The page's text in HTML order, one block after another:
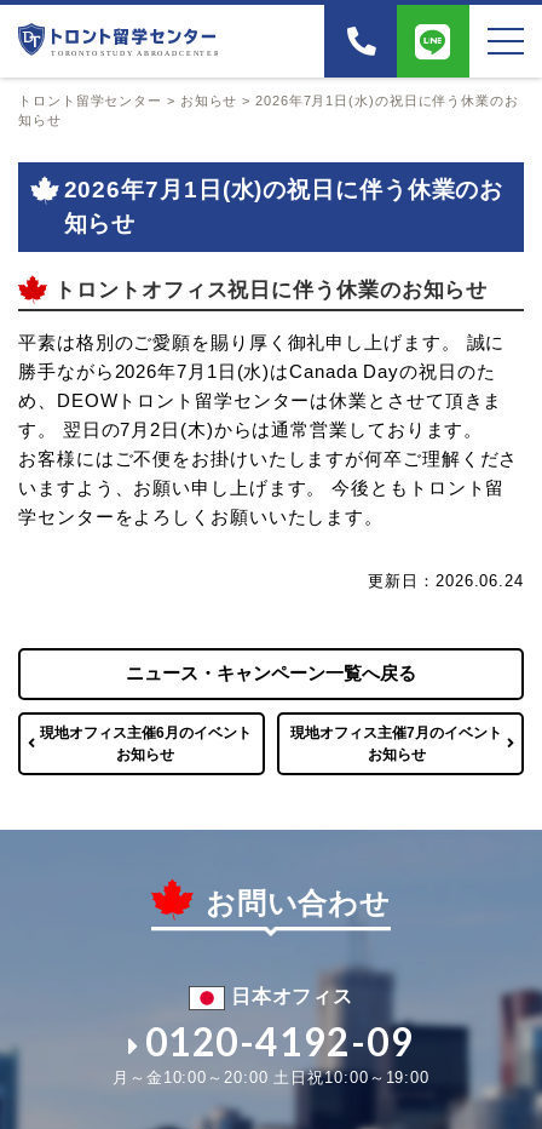
トロント留学センター > お知らせ >2026年7月1日(水)の祝日に伴う休業のお
知らせ
2026年7月1日(水)の祝日に伴う休業のお
知らせ
トロントオフィス祝日に伴う休業のお知らせ
平素は格別のご愛願を賜り厚く御礼申し上げます。 誠に
勝手ながら2026年7月1日(水)はCanada Dayの祝日のた
め、DEOWトロント留学センターは休業とさせて頂きま
す。 翌日の7月2日(木)からは通常営業しております。
お客様にはご不便をお掛けいたしますが何卒ご理解くださ
いますよう、お願い申し上げます。 今後ともトロント留
学センターをよろしくお願いいたします。
更新日：2026.06.24
現地オフィス主催6月のイベント
お知らせ
ニュース・キャンペーン一覧へ戻る
現地オフィス主催7月のイベント
お知らせ
お問い合わせ
日本オフィス
0120-4192-09
月～金10:00～20:00 土日祝10:00～19:00